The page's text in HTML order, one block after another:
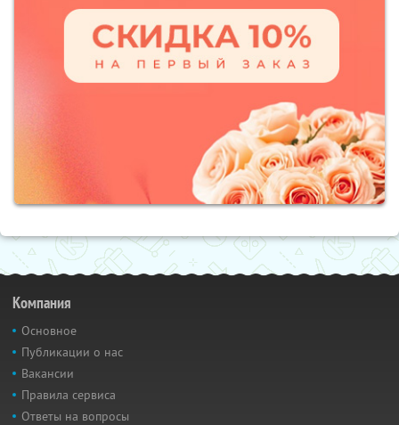
Компания
Основное
Публикации о нас
Вакансии
Правила сервиса
Ответы на вопросы